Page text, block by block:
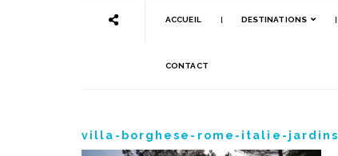
ACCUEIL DESTINATIONS
CONTACT
villa-borghese-rome-italie-jardins